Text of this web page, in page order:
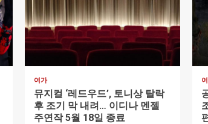
1 min read
여가
뮤지컬 ‘레드우드’, 토니상 탈락
후 조기 막 내려… 이디나 멘젤
주연작 5월 18일 종료